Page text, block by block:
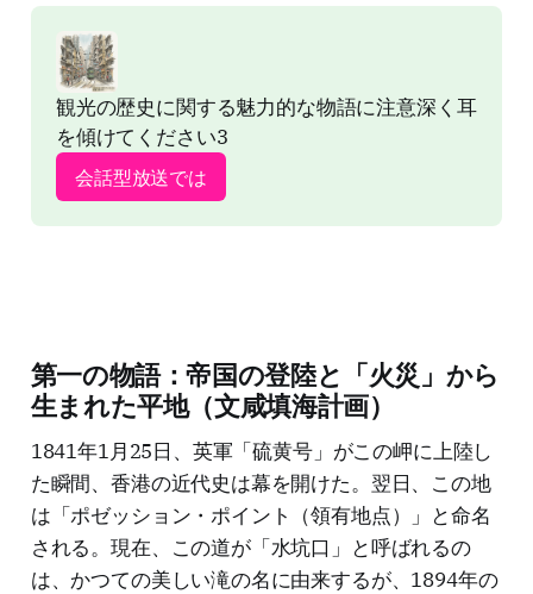
観光の歴史に関する魅力的な物語に注意深く耳
を傾けてください3
会話型放送では
第一の物語：帝国の登陸と「火災」から
生まれた平地（文咸填海計画）
1841年1月25日、英軍「硫黄号」がこの岬に上陸し
た瞬間、香港の近代史は幕を開けた。翌日、この地
は「ポゼッション・ポイント（領有地点）」と命名
される。現在、この道が「水坑口」と呼ばれるの
は、かつての美しい滝の名に由来するが、1894年の